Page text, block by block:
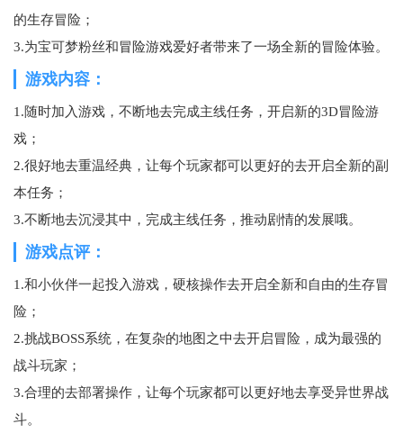
的生存冒险；
3.为宝可梦粉丝和冒险游戏爱好者带来了一场全新的冒险体验。
游戏内容：
1.随时加入游戏，不断地去完成主线任务，开启新的3D冒险游
戏；
2.很好地去重温经典，让每个玩家都可以更好的去开启全新的副
本任务；
3.不断地去沉浸其中，完成主线任务，推动剧情的发展哦。
游戏点评：
1.和小伙伴一起投入游戏，硬核操作去开启全新和自由的生存冒
险；
2.挑战BOSS系统，在复杂的地图之中去开启冒险，成为最强的
战斗玩家；
3.合理的去部署操作，让每个玩家都可以更好地去享受异世界战
斗。